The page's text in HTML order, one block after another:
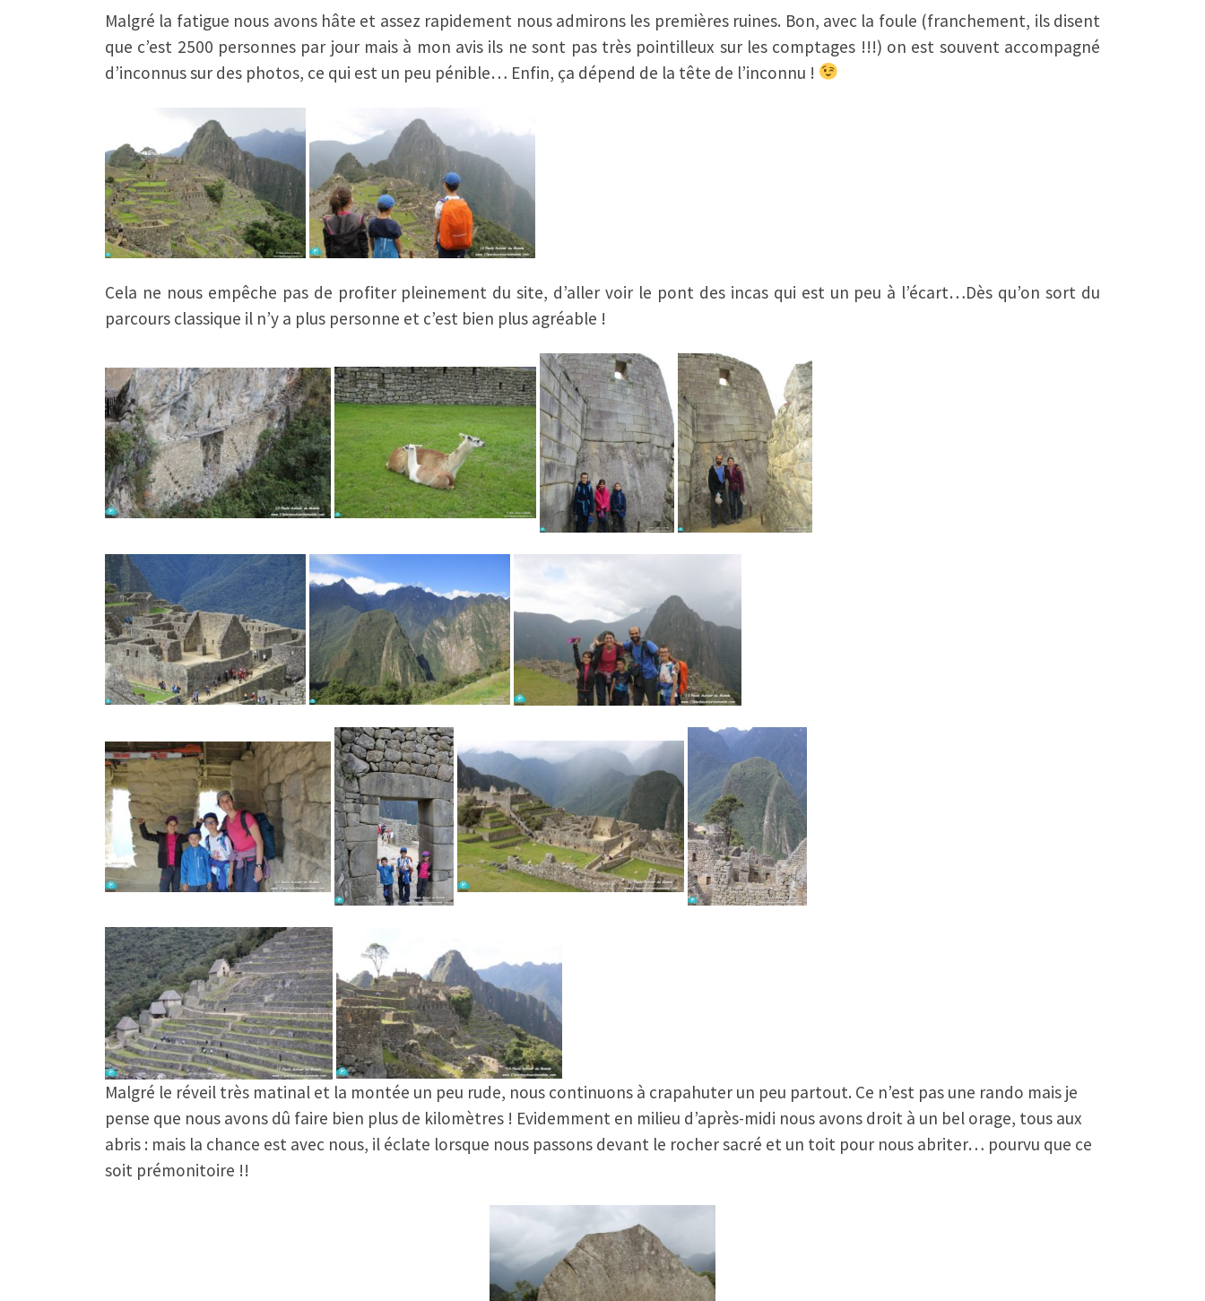
Malgré la fatigue nous avons hâte et assez rapidement nous admirons les premières ruines. Bon, avec la foule (franchement, ils disent
que c’est 2500 personnes par jour mais à mon avis ils ne sont pas très pointilleux sur les comptages !!!) on est souvent accompagné
d’inconnus sur des photos, ce qui est un peu pénible… Enfin, ça dépend de la tête de l’inconnu !
Cela ne nous empêche pas de profiter pleinement du site, d’aller voir le pont des incas qui est un peu à l’écart…Dès qu’on sort du
parcours classique il n’y a plus personne et c’est bien plus agréable !
Malgré le réveil très matinal et la montée un peu rude, nous continuons à crapahuter un peu partout. Ce n’est pas une rando mais je
pense que nous avons dû faire bien plus de kilomètres ! Evidemment en milieu d’après-midi nous avons droit à un bel orage, tous aux
abris : mais la chance est avec nous, il éclate lorsque nous passons devant le rocher sacré et un toit pour nous abriter… pourvu que ce
soit prémonitoire !!